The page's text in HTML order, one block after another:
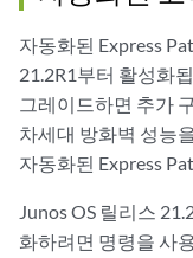
자동화된 Express
21.2R1부터 활성화
그레이드하면 추가
차세대 방화벽 성능
자동화된 Express
Junos OS 릴리스
화하려면 명령을 사